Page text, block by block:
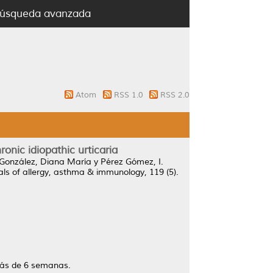
avanzada
Atom RSS 1.0 RSS 2.0
idiopathic urticaria
Diana María y Pérez Gómez, I.
of allergy, asthma & immunology, 119 (5).
de 6 semanas.